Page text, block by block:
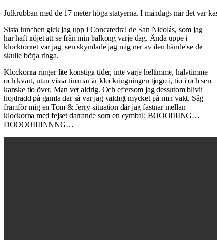
Julkrubban med de 17 meter höga statyerna. I måndags när det var
Sista lunchen gick jag upp i Concatedral de San Nicolás, som jag
har haft nöjet att se från min balkong varje dag. Ända uppe i
klocktornet var jag, sen skyndade jag mig ner av den händelse de
skulle börja ringa.
Klockorna ringer lite konstiga tider, inte varje heltimme, halvtimme
och kvart, utan vissa timmar är klockringningen tjugo i, tio i och sen
kanske tio över. Man vet aldrig. Och eftersom jag dessutom blivit
höjdrädd på gamla dar så var jag väldigt mycket på min vakt. Såg
framför mig en Tom & Jerry-situation där jag fastnar mellan
klockorna med fejset darrande som en cymbal: BOOOIIIING…
DOOOOIIIINNNG…